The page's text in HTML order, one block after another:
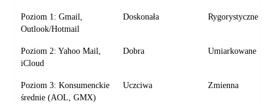
Poziom 1: Gmail,
Outlook/Hotmail
Doskonała Rygorystyczne
Poziom 2: Yahoo Mail,
iCloud
Dobra Umiarkowane
Poziom 3: Konsumenckie
średnie (AOL, GMX)
Uczciwa Zmienna